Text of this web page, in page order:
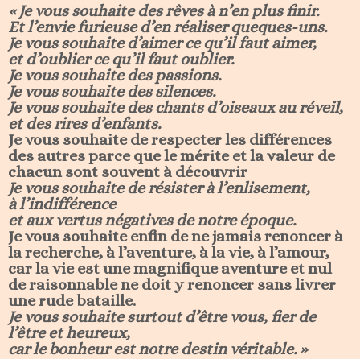
« Je vous souhaite des rêves à n’en plus finir.
Et l’envie furieuse d’en réaliser queques-uns.
Je vous souhaite d’aimer ce qu’il faut aimer,
et d’oublier ce qu’il faut oublier.
Je vous souhaite des passions.
Je vous souhaite des silences.
Je vous souhaite des chants d’oiseaux au réveil,
et des rires d’enfants.
Je vous souhaite de respecter les différences
des autres parce que le mérite et la valeur de
chacun sont souvent à découvrir
Je vous souhaite de résister à l’enlisement,
à l’indifférence
et aux vertus négatives de notre époque.
Je vous souhaite enfin de ne jamais renoncer à
la recherche, à l’aventure, à la vie, à l’amour,
car la vie est une magnifique aventure et nul
de raisonnable ne doit y renoncer sans livrer
une rude bataille.
Je vous souhaite surtout d’être vous, fier de
l’être et heureux,
car le bonheur est notre destin véritable. »